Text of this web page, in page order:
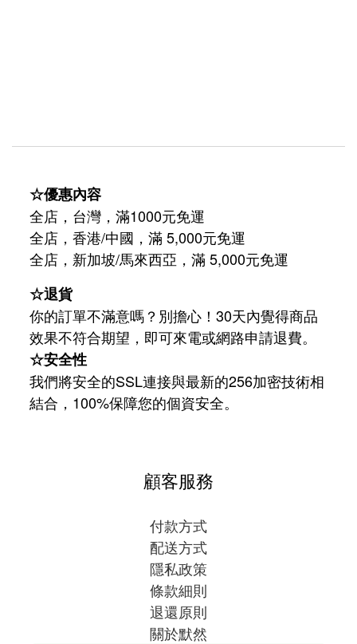
☆優惠內容
全店，台灣，滿1000元免運
全店，香港/中國，滿 5,000元免運
全店，新加坡/馬來西亞，滿 5,000元免運
☆退貨
你的訂單不滿意嗎？別擔心！30天內覺得商品
效果不符合期望，即可來電或網路申請退費。
☆安全性
我們將安全的SSL連接與最新的256加密技術相
結合，100%保障您的個資安全。
顧客服務
付款方式
配送方式
隱私政策
條款細則
退還原則
關於默然